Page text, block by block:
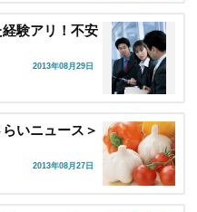
験アリ！不安
2013年08月29日
いニュース＞
2013年08月27日